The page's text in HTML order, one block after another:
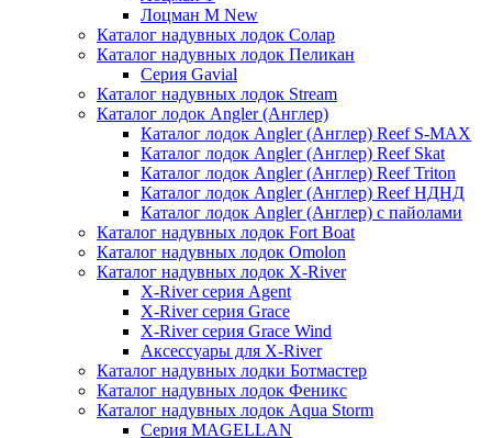
Лоцман М New
Каталог надувных лодок Солар
Каталог надувных лодок Пеликан
Серия Gavial
Каталог надувных лодок Stream
Каталог лодок Angler (Англер)
Каталог лодок Angler (Англер) Reef S-MAX
Каталог лодок Angler (Англер) Reef Skat
Каталог лодок Angler (Англер) Reef Triton
Каталог лодок Angler (Англер) Reef НДНД
Каталог лодок Angler (Англер) с пайолами
Каталог надувных лодок Fort Boat
Каталог надувных лодок Omolon
Каталог надувных лодок X-River
X-River серия Agent
X-River серия Grace
X-River серия Grace Wind
Аксессуары для X-River
Каталог надувных лодки Ботмастер
Каталог надувных лодок Феникc
Каталог надувных лодок Aqua Storm
Серия MAGELLAN